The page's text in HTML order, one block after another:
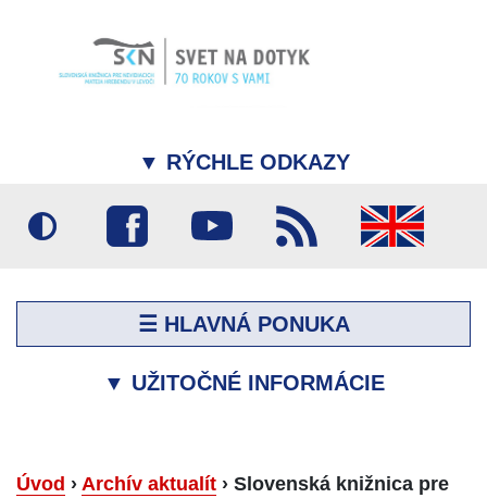
▼ RÝCHLE ODKAZY
☰ HLAVNÁ PONUKA
▼ UŽITOČNÉ INFORMÁCIE
Úvod › Archív aktualít › Slovenská knižnica pre